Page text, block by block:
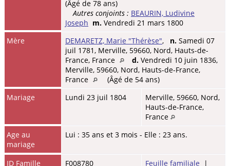
(Âgé de 78 ans)
Autres conjoints : BEAURIN, Ludivine
Joseph m. Vendredi 21 mars 1800
Mère
DEMARETZ, Marie "Thérèse", n. Samedi 07
juil 1781, Merville, 59660, Nord, Hauts-de-
France, France
d. Vendredi 10 juin 1836,
Merville, 59660, Nord, Hauts-de-France,
France
(Âgé de 54 ans)
Mariage
Lundi 23 juil 1804
Merville, 59660, Nord,
Hauts-de-France,
France
Age au
mariage
Lui : 35 ans et 3 mois - Elle : 23 ans.
ID Famille F008780 Feuille familiale |